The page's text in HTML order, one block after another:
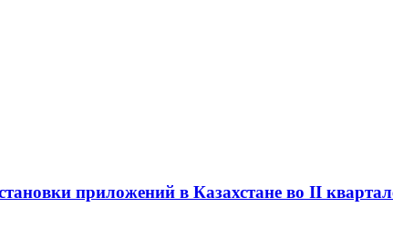
приложений в Казахстане во II